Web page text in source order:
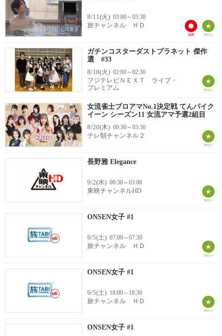
8/11(火) 03:00～03:30
旅チャンネル ＨＤ
ガチンコスターダストプラネット 傑作
選 #33
8/18(火) 02:00～02:30
フジテレビＮＥＸＴ ライブ・
プレミアム
女流雀士プロアマNo.1決定戦 てんパイク
イーン シーズン11 女流アマ予選2組目
8/20(木) 00:30～03:30
テレ朝チャンネル２
長野雅 Elegance
9/2(水) 00:30～03:00
東映チャンネルHD
ONSEN女子 #1
9/5(土) 07:00～07:30
旅チャンネル ＨＤ
ONSEN女子 #1
9/5(土) 18:00～18:30
旅チャンネル ＨＤ
ONSEN女子 #1